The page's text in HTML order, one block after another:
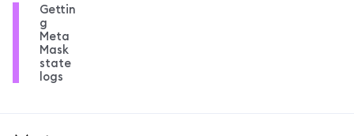
Gettin
g
Meta
Mask
state
logs